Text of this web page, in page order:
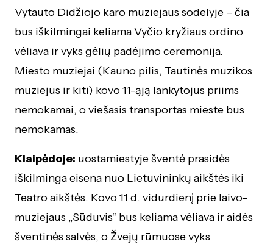
Vytauto Didžiojo karo muziejaus sodelyje – čia
bus iškilmingai keliama Vyčio kryžiaus ordino
vėliava ir vyks gėlių padėjimo ceremonija.
Miesto muziejai (Kauno pilis, Tautinės muzikos
muziejus ir kiti) kovo 11-ąją lankytojus priims
nemokamai, o viešasis transportas mieste bus
nemokamas.
Klaipėdoje: uostamiestyje šventė prasidės
iškilminga eisena nuo Lietuvininkų aikštės iki
Teatro aikštės. Kovo 11 d. vidurdienį prie laivo-
muziejaus „Sūduvis“ bus keliama vėliava ir aidės
šventinės salvės, o Žvejų rūmuose vyks